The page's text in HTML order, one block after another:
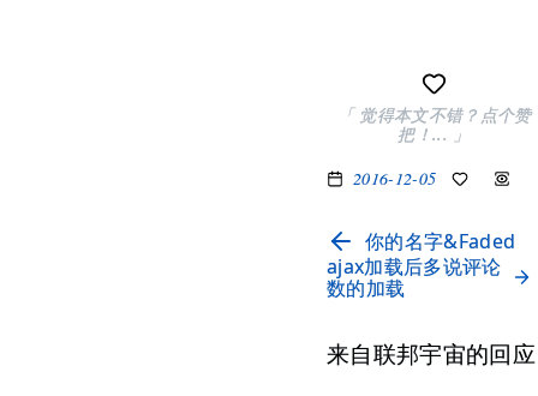
「 觉得本文不错？点个赞
把！... 」
2016-12-05
你的名字&Faded
ajax加载后多说评论
数的加载
来自联邦宇宙的回应